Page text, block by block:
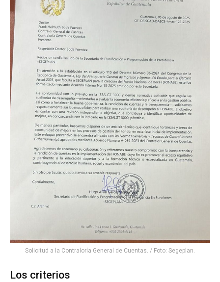
Solicitud a la Contraloría General de Cuentas. / Foto: Segeplan.
Los criterios